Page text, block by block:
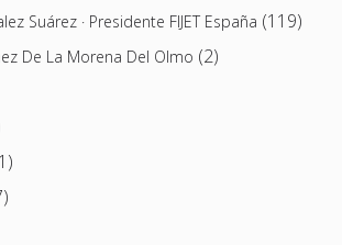
Suárez · Presidente FIJET España (119)
De La Morena Del Olmo (2)